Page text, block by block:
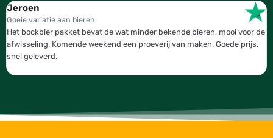
Jeroen
Goeie variatie aan bieren
Het bockbier pakket bevat de wat minder bekende bieren, mooi voor de
afwisseling. Komende weekend een proeverij van maken. Goede prijs,
snel geleverd.